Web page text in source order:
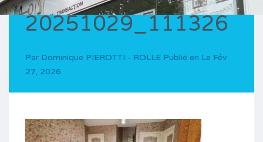
20251029_111326
Par Dominique PIEROTTI - ROLLE Publié en Le Fév
27, 2026